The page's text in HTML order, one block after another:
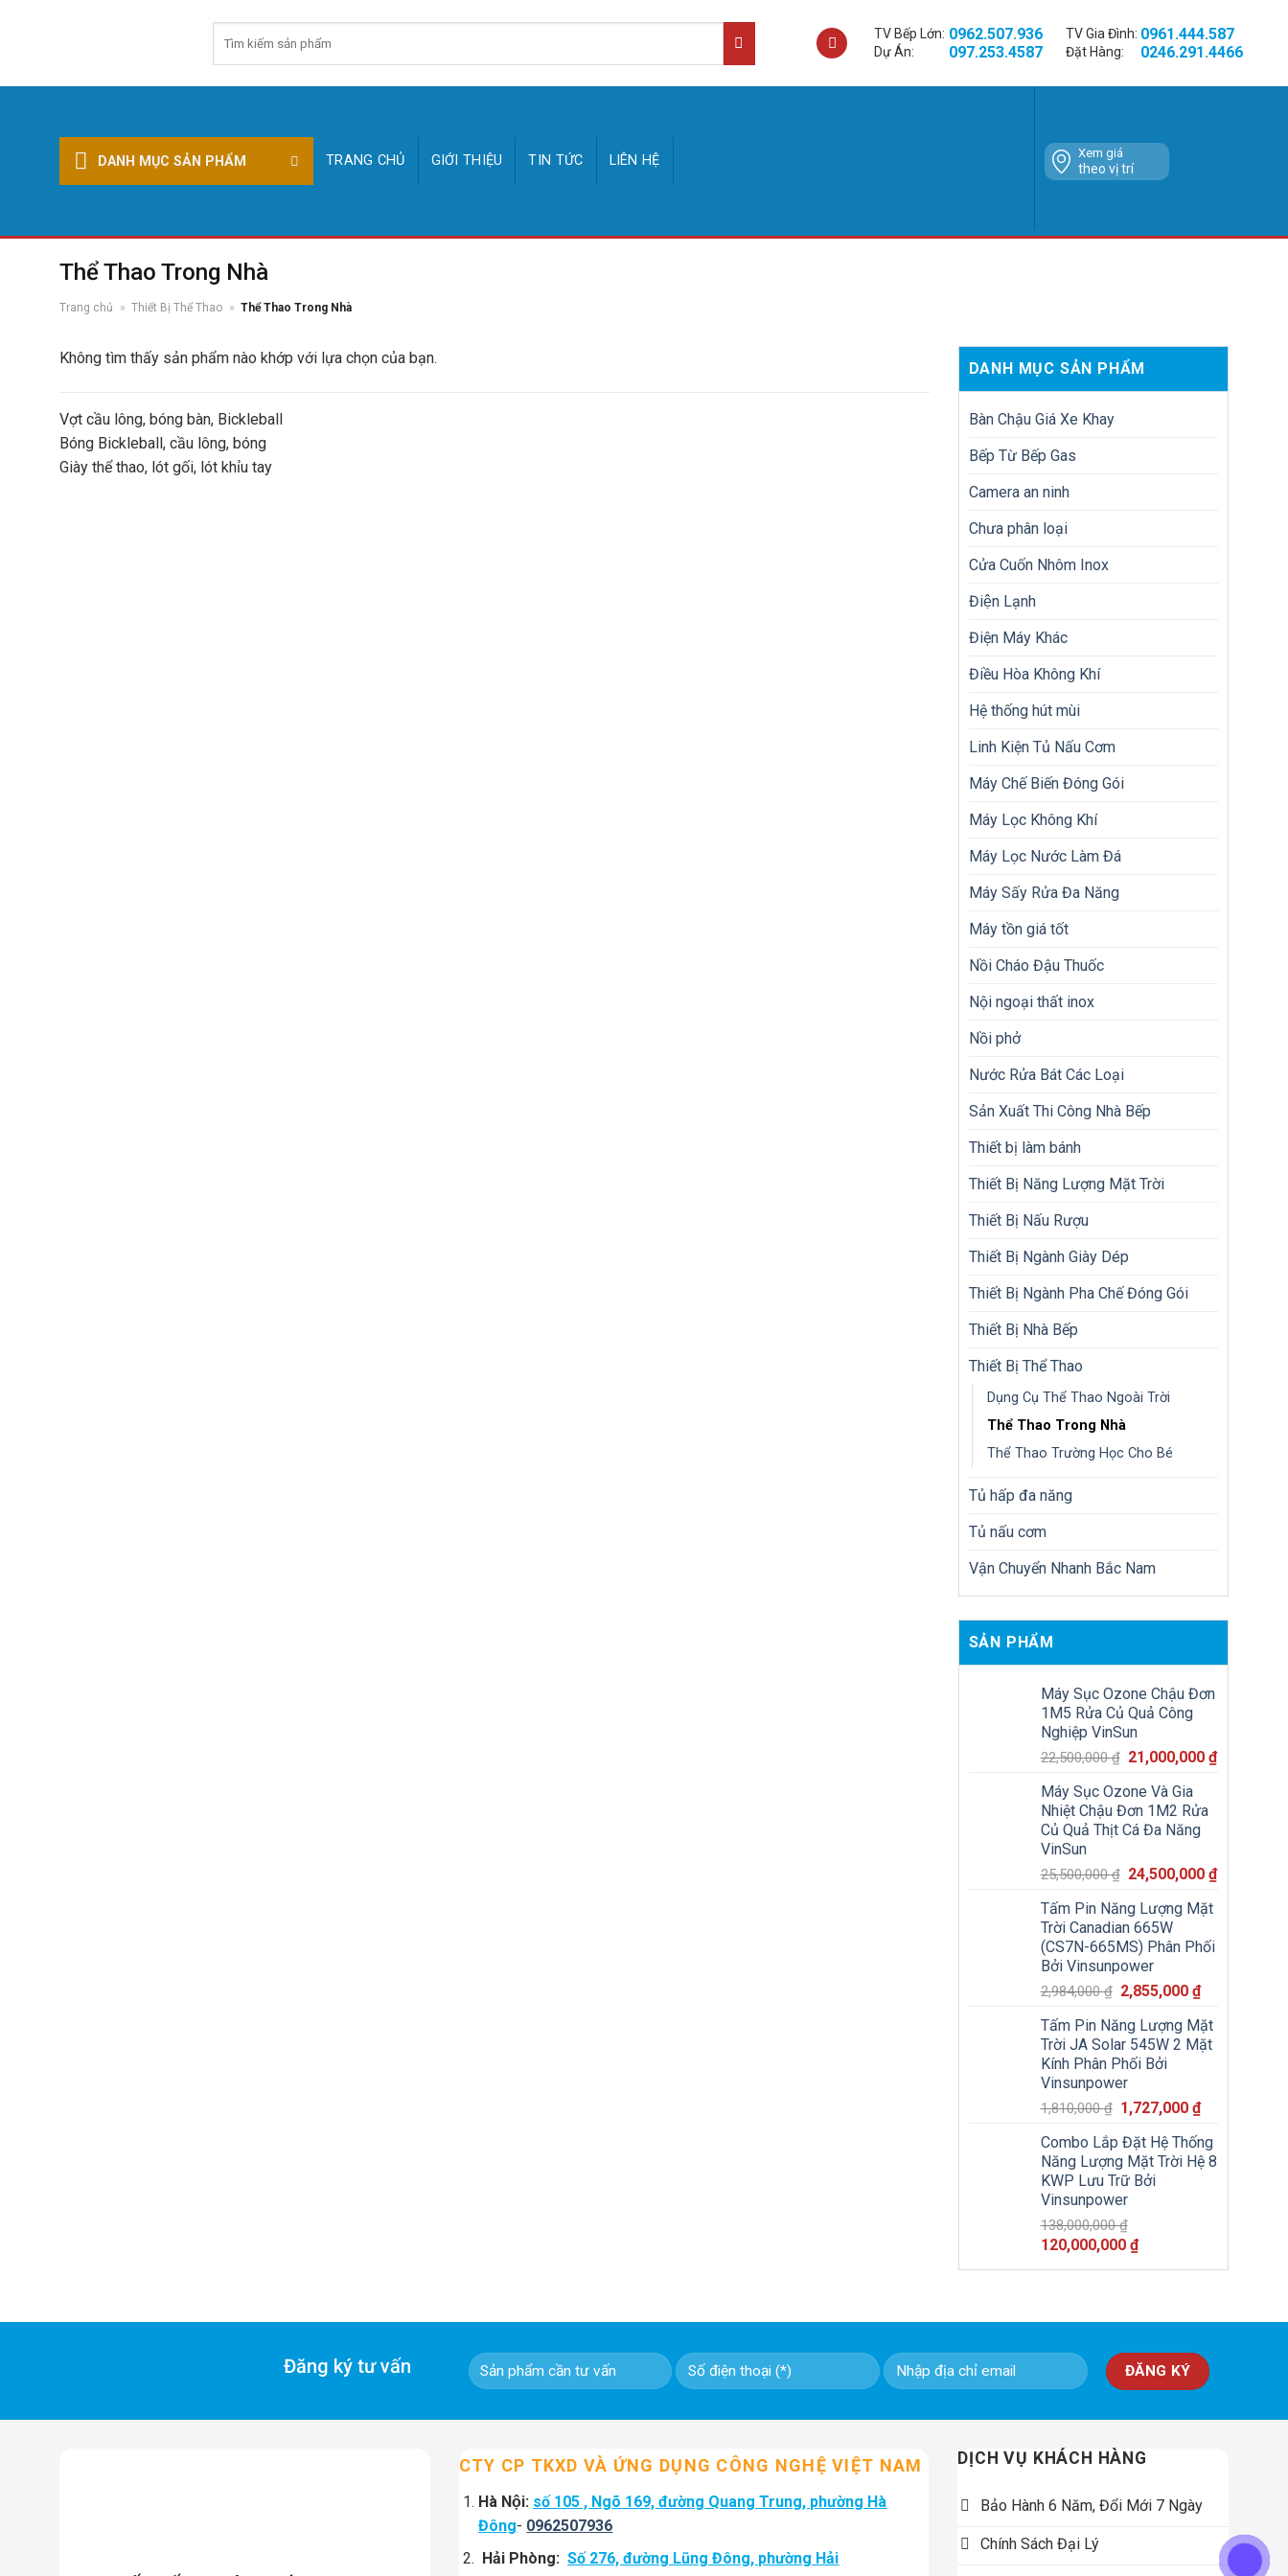
kiếm:
TV Bếp Lớn: 0962.507.936 TV Gia Đình: 0961.444.587
Dự Án: 097.253.4587 Đặt Hàng: 0246.291.4466
DANH MỤC SẢN PHẨM TRANG CHỦ GIỚI THIỆU TIN TỨC LIÊN HỆ Xem giá
theo vị trí
Thể Thao Trong Nhà
Trang chủ » Thiết Bị Thể Thao » Thể Thao Trong Nhà
Không tìm thấy sản phẩm nào khớp với lựa chọn của bạn.
Vợt cầu lông, bóng bàn, Bickleball
Bóng Bickleball, cầu lông, bóng
Giày thể thao, lót gối, lót khỉu tay
DANH MỤC SẢN PHẨM
Bàn Chậu Giá Xe Khay
Bếp Từ Bếp Gas
Camera an ninh
Chưa phân loại
Cửa Cuốn Nhôm Inox
Điện Lạnh
Điện Máy Khác
Điều Hòa Không Khí
Hệ thống hút mùi
Linh Kiện Tủ Nấu Cơm
Máy Chế Biến Đóng Gói
Máy Lọc Không Khí
Máy Lọc Nước Làm Đá
Máy Sấy Rửa Đa Năng
Máy tồn giá tốt
Nồi Cháo Đậu Thuốc
Nội ngoại thất inox
Nồi phở
Nước Rửa Bát Các Loại
Sản Xuất Thi Công Nhà Bếp
Thiết bị làm bánh
Thiết Bị Năng Lượng Mặt Trời
Thiết Bị Nấu Rượu
Thiết Bị Ngành Giày Dép
Thiết Bị Ngành Pha Chế Đóng Gói
Thiết Bị Nhà Bếp
Thiết Bị Thể Thao
Dụng Cụ Thể Thao Ngoài Trời
Thể Thao Trong Nhà
Thể Thao Trường Học Cho Bé
Tủ hấp đa năng
Tủ nấu cơm
Vận Chuyển Nhanh Bắc Nam
SẢN PHẨM
Máy Sục Ozone Chậu Đơn
1M5 Rửa Củ Quả Công
Nghiệp VinSun
22,500,000₫ Giá
là:
22,500,000 ₫.
21,000,000₫Giá
Máy Sục Ozone Và Gia
Nhiệt Chậu Đơn 1M2 Rửa
Củ Quả Thịt Cá Đa Năng
VinSun
25,500,000₫ Giá
là:
25,500,000 ₫.
24,500,000₫Giá
Tấm Pin Năng Lượng Mặt
Trời Canadian 665W
(CS7N-665MS) Phân Phối
Bởi Vinsunpower
2,984,000₫ Giá
là:
2,984,000 ₫.
2,855,000₫Giá
tại
là:
Tấm Pin Năng Lượng Mặt
Trời JA Solar 545W 2 Mặt
Kính Phân Phối Bởi
Vinsunpower
1,810,000₫ Giá
là:
1,810,000 ₫.
1,727,000₫Giá
tại
là:
Combo Lắp Đặt Hệ Thống
Năng Lượng Mặt Trời Hệ 8
KWP Lưu Trữ Bởi
Vinsunpower
138,000,000₫
Giá
120,000,000 ₫Giá
120,000,000 ₫.
Đăng ký tư vấn
CTY CP TKXD VÀ ỨNG DỤNG CÔNG NGHỆ VIỆT NAM
Hà Nội: số 105 , Ngõ 169, đường Quang Trung, phường Hà
Đông- 0962507936
Hải Phòng:Số 276, đường Lũng Đông, phường Hải
DỊCH VỤ KHÁCH HÀNG
Bảo Hành 6 Năm, Đổi Mới 7 Ngày
Chính Sách Đại Lý